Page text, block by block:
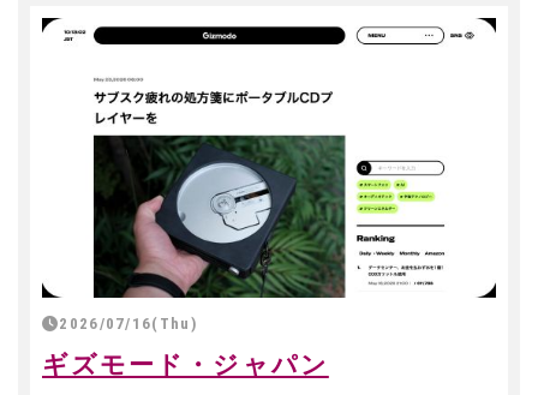
2026/07/16(Thu)
ギズモード・ジャパン